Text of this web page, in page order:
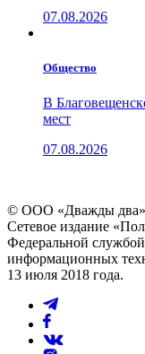
07.08.2026
Общество
В
мест
07.08.2026
© ООО «Дважды два»
Сетевое издание
Федеральной
информационных
13 июля 2018 года.